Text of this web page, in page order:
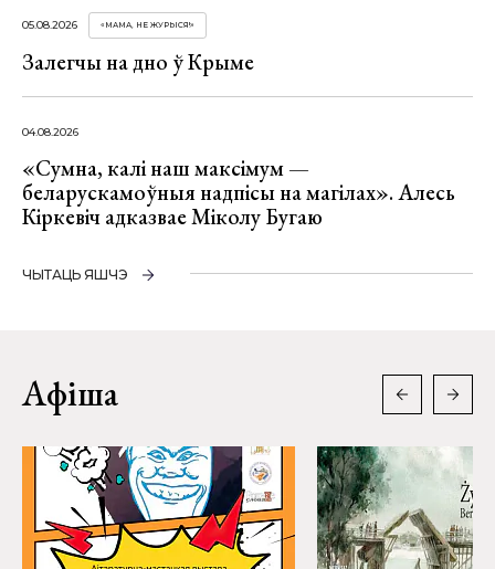
05.08.2026 «МАМА, НЕ ЖУРЫСЯ!»
Залегчы на дно ў Крыме
04.08.2026
«Сумна, калі наш максімум —
беларускамоўныя надпісы на магілах». Алесь
Кіркевіч адказвае Міколу Бугаю
ЧЫТАЦЬ ЯШЧЭ
Афіша